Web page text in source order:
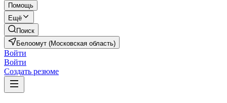
Помощь
Ещё
Поиск
Белоомут (Московская область)
Войти
Войти
Создать резюме